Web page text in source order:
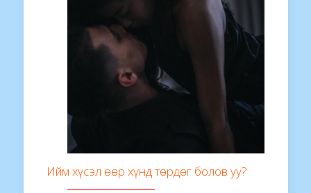
Ийм хүсэл өөр хүнд төрдөг болов уу?